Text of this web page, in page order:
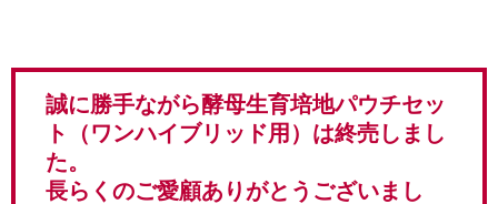
サンプル請求
テクニカルサポートライン
機器ソフトウェア・ベクター配列ダウンロード
ラーニングセンター
誠に勝手ながら酵母生育培地パウチセッ
ト（ワンハイブリッド用） は終売しまし
た。
長らくのご愛顧ありがとうございまし